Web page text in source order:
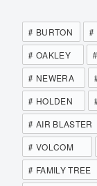
BURTON
OAKLEY
NEWERA
HOLDEN
AIR BLASTER
VOLCOM
FAMILY TREE